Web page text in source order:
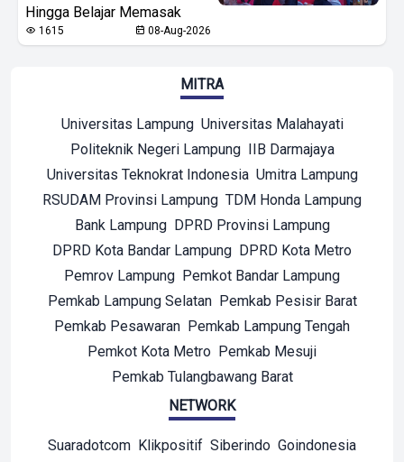
Hingga Belajar Memasak
1615 08-Aug-2026
MITRA
Universitas Lampung Universitas Malahayati
Politeknik Negeri Lampung IIB Darmajaya
Universitas Teknokrat Indonesia Umitra Lampung
RSUDAM Provinsi Lampung TDM Honda Lampung
Bank Lampung DPRD Provinsi Lampung
DPRD Kota Bandar Lampung DPRD Kota Metro
Pemrov Lampung Pemkot Bandar Lampung
Pemkab Lampung Selatan Pemkab Pesisir Barat
Pemkab Pesawaran Pemkab Lampung Tengah
Pemkot Kota Metro Pemkab Mesuji
Pemkab Tulangbawang Barat
NETWORK
Suaradotcom Klikpositif Siberindo Goindonesia